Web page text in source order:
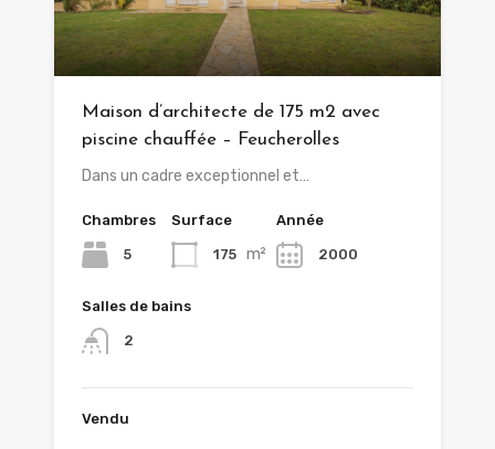
Maison d’architecte de 175 m2 avec
piscine chauffée – Feucherolles
Dans un cadre exceptionnel et…
Chambres
5
Surface
175 m²
Année
2000
Salles de bains
2
Vendu